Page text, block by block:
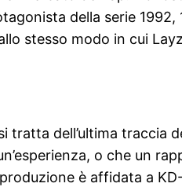
della serie 1992,
stesso modo in cui
dell’ultima traccia
o che un
è affidata a